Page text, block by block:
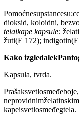
dioksid, koloidni,
telaikape kapsule:
žuti(E 172);
Kako
Kapsula, tvrda.
kapeisvetlosmeđegtela.